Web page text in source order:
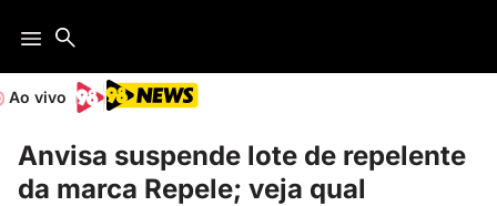
Ao vivo
Anvisa suspende lote de repelente
da marca Repele; veja qual